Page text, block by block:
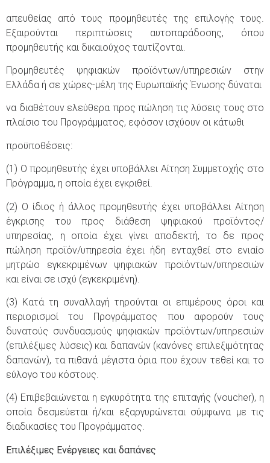
απευθείας από τους προμηθευτές της επιλογής τους.
Εξαιρούνται περιπτώσεις αυτοπαράδοσης, όπου
προμηθευτής και δικαιούχος ταυτίζονται.
Προμηθευτές ψηφιακών προϊόντων/υπηρεσιών στην
Ελλάδα ή σε χώρες-μέλη της Ευρωπαϊκής Ένωσης δύναται
να διαθέτουν ελεύθερα προς πώληση τις λύσεις τους στο
πλαίσιο του Προγράμματος, εφόσον ισχύουν οι κάτωθι
προϋποθέσεις:
(1) Ο προμηθευτής έχει υποβάλλει Αίτηση Συμμετοχής στο
Πρόγραμμα, η οποία έχει εγκριθεί.
(2) Ο ίδιος ή άλλος προμηθευτής έχει υποβάλλει Αίτηση
έγκρισης του προς διάθεση ψηφιακού προϊόντος/
υπηρεσίας, η οποία έχει γίνει αποδεκτή, το δε προς
πώληση προϊόν/υπηρεσία έχει ήδη ενταχθεί στο ενιαίο
μητρώο εγκεκριμένων ψηφιακών προϊόντων/υπηρεσιών
και είναι σε ισχύ (εγκεκριμένη).
(3) Κατά τη συναλλαγή τηρούνται οι επιμέρους όροι και
περιορισμοί του Προγράμματος που αφορούν τους
δυνατούς συνδυασμούς ψηφιακών προϊόντων/υπηρεσιών
(επιλέξιμες λύσεις) και δαπανών (κανόνες επιλεξιμότητας
δαπανών), τα πιθανά μέγιστα όρια που έχουν τεθεί και το
εύλογο του κόστους.
(4) Επιβεβαιώνεται η εγκυρότητα της επιταγής (voucher), η
οποία δεσμεύεται ή/και εξαργυρώνεται σύμφωνα με τις
διαδικασίες του Προγράμματος.
Επιλέξιμες Ενέργειες και δαπάνες